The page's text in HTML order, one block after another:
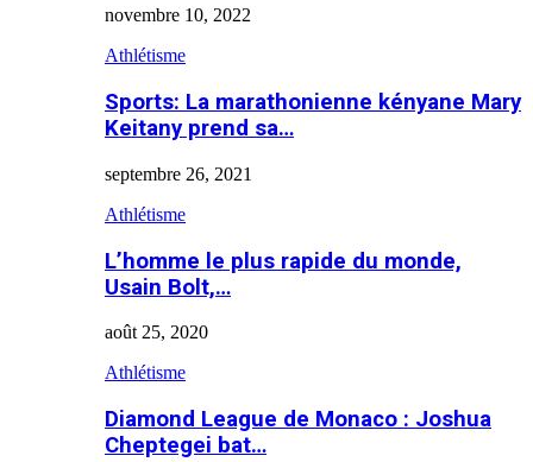
novembre 10, 2022
Athlétisme
Sports: La marathonienne kényane Mary
Keitany prend sa…
septembre 26, 2021
Athlétisme
L’homme le plus rapide du monde,
Usain Bolt,…
août 25, 2020
Athlétisme
Diamond League de Monaco : Joshua
Cheptegei bat…